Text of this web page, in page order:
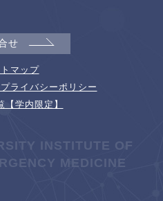
せ
マップ
ライバシーポリシー
【学内限定】
INSTITUTE OF
MEDICINE